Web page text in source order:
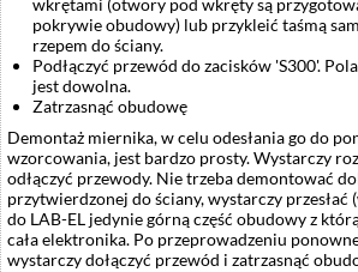
pokrywie obudowy) lub przykleić taśmą
rzepem do ściany.
Podłączyć przewód do zacisków 'S300'.
jest dowolna.
Zatrzasnąć obudowę
Demontaż miernika, w celu odesłania go do
wzorcowania, jest bardzo prosty. Wystarczy
odłączyć przewody. Nie trzeba demontować
przytwierdzonej do ściany, wystarczy
do LAB-EL jedynie górną część obudowy z
cała elektronika. Po przeprowadzeniu
wystarczy dołączyć przewód i zatrzasnąć